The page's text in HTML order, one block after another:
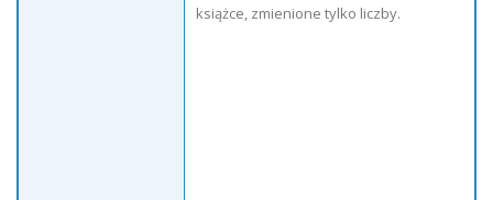
książce, zmienione tylko liczby.